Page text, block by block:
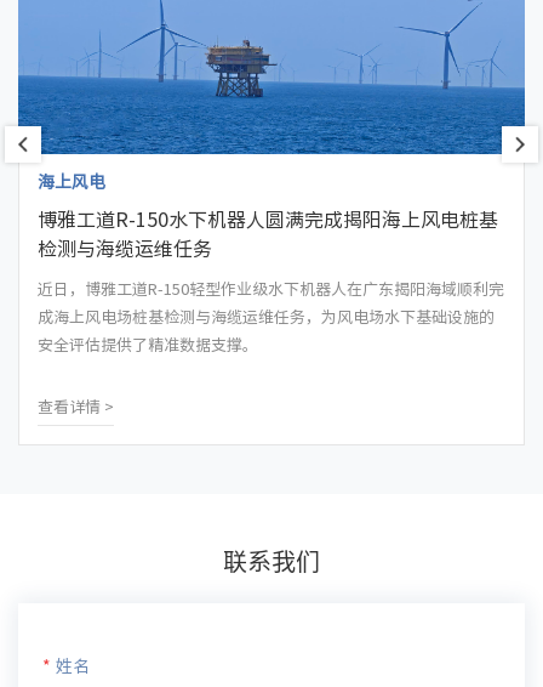
海上风电
博雅工道R-150水下机器人圆满完成揭阳海上风电桩基
检测与海缆运维任务
近日，博雅工道R-150轻型作业级水下机器人在广东揭阳海域顺利完
成海上风电场桩基检测与海缆运维任务，为风电场水下基础设施的
安全评估提供了精准数据支撑。
查看详情 >
联系我们
* 姓名